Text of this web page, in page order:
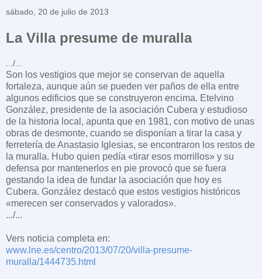
sábado, 20 de julio de 2013
La Villa presume de muralla
.../...
Son los vestigios que mejor se conservan de aquella
fortaleza, aunque aún se pueden ver paños de ella entre
algunos edificios que se construyeron encima. Etelvino
González, presidente de la asociación Cubera y estudioso
de la historia local, apunta que en 1981, con motivo de unas
obras de desmonte, cuando se disponían a tirar la casa y
ferretería de Anastasio Iglesias, se encontraron los restos de
la muralla. Hubo quien pedía «tirar esos morrillos» y su
defensa por mantenerlos en pie provocó que se fuera
gestando la idea de fundar la asociación que hoy es
Cubera. González destacó que estos vestigios históricos
«merecen ser conservados y valorados».
.../...
Vers noticia completa en:
www.lne.es/centro/2013/07/20/villa-presume-
muralla/1444735.html